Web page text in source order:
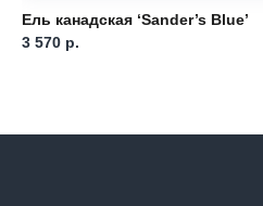
Ель канадская ‘Sander’s Blue’
3 570 р.